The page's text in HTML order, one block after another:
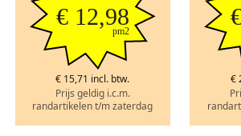
€ 12,98
pm2
€ 15,71 incl. btw.
Prijs geldig i.c.m.
randartikelen t/m zaterdag
€